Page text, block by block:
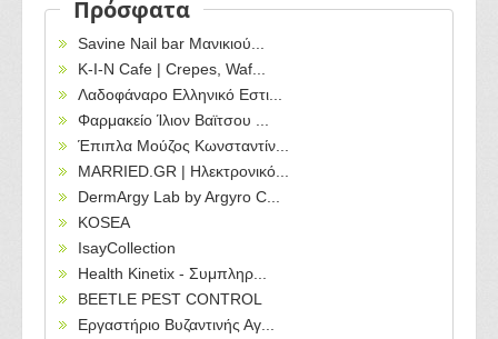
Πρόσφατα
Savine Nail bar Μανικιού...
Κ-Ι-Ν Cafe | Crepes, Waf...
Λαδοφάναρο Ελληνικό Εστι...
Φαρμακείο Ίλιον Βαϊτσου ...
Έπιπλα Μούζος Κωνσταντίν...
MARRIED.GR | Ηλεκτρονικό...
DermArgy Lab by Argyro C...
KOSEA
IsayCollection
Health Kinetix - Συμπληρ...
BEETLE PEST CONTROL
Εργαστήριο Βυζαντινής Αγ...